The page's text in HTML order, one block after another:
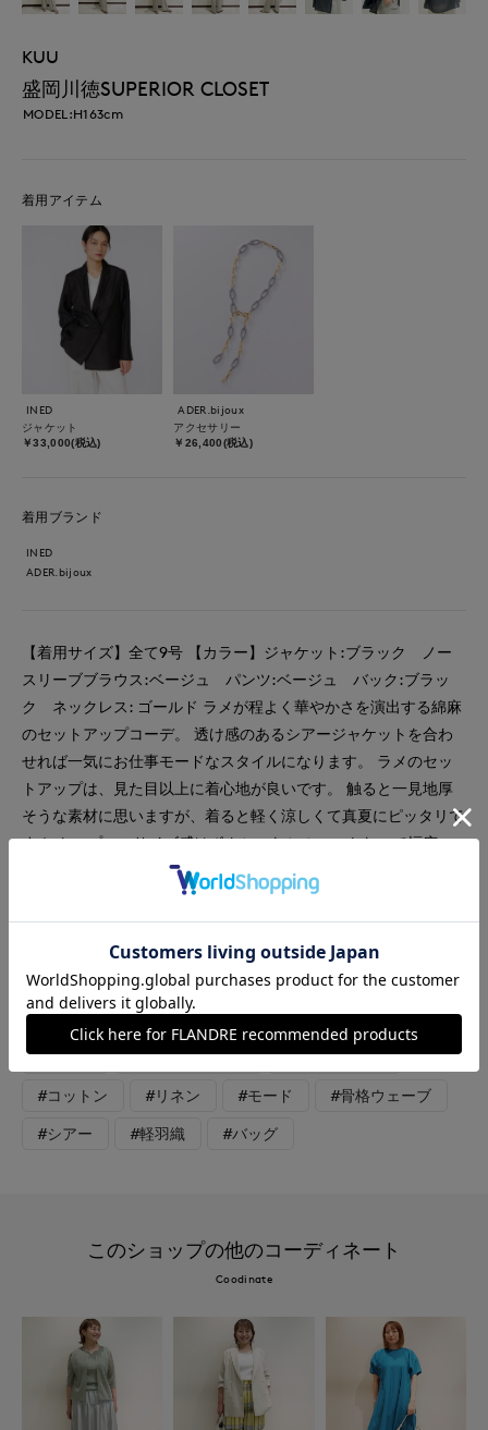
KUU
盛岡川徳SUPERIOR CLOSET
MODEL:H163cm
着用アイテム
INED
ジャケット
￥33,000(税込)
ADER.bijoux
アクセサリー
￥26,400(税込)
着用ブランド
INED
ADER.bijoux
【着用サイズ】全て9号 【カラー】ジャケット:ブラック ノー
スリーブブラウス:ベージュ パンツ:ベージュ バック:ブラッ
ク ネックレス: ゴールド ラメが程よく華やかさを演出する綿麻
のセットアップコーデ。 透け感のあるシアージャケットを合わ
せれば一気にお仕事モードなスタイルになります。 ラメのセッ
トアップは、見た目以上に着心地が良いです。 触ると一見地厚
そうな素材に思いますが、着ると軽く涼しくて真夏にピッタリで
す！ トップスのサイズ感はボクシーなシルエットなので幅広い
サイズに対応できそうです。 パンツはいつものおサイズを目安
にお選びください！ シアージャケットは、カーディガン感覚で
羽織れるので、1枚あると大活躍しそうです。
#ブラウス #セットアップ #ジャケット
#パンツ #通勤・仕事 #オフィスカジュアル
#食事会 #ウォッシャブル #大きいサイズ
#コットン #リネン #モード #骨格ウェーブ
#シアー #軽羽織 #バッグ
このショップの他のコーディネート
Coodinate